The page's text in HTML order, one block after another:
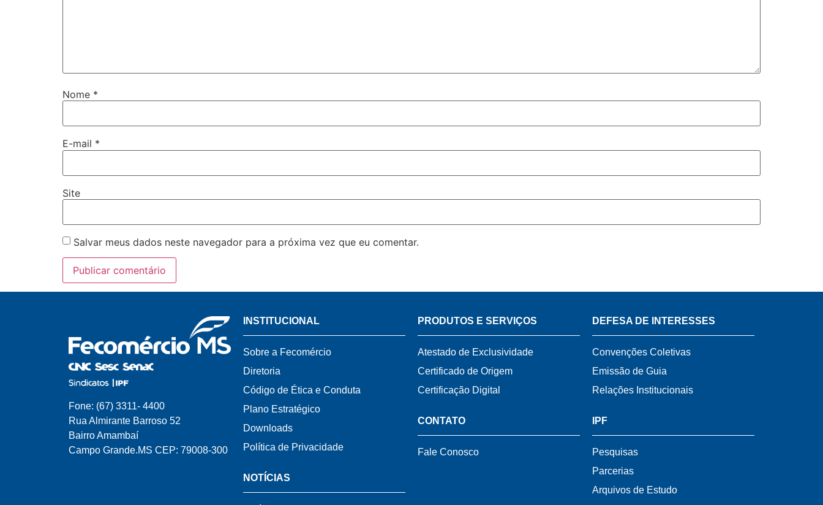
Nome *
E-mail *
Site
Salvar meus dados neste navegador para a próxima vez que eu comentar.
Fone: (67) 3311- 4400
Rua Almirante Barroso 52
Bairro Amambaí
Campo Grande.MS CEP: 79008-300
INSTITUCIONAL
Sobre a Fecomércio
Diretoria
Código de Ética e Conduta
Plano Estratégico
Downloads
Política de Privacidade
NOTÍCIAS
PRODUTOS E SERVIÇOS
Atestado de Exclusividade
Certificado de Origem
Certificação Digital
CONTATO
Fale Conosco
DEFESA DE INTERESSES
Convenções Coletivas
Emissão de Guia
Relações Institucionais
IPF
Pesquisas
Parcerias
Arquivos de Estudo